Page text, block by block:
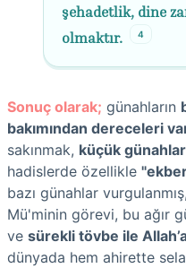
şehadetlik, dine
olmaktır.
4
Sonuç olarak; günahların
bakımından dereceleri
sakınmak, küçük
hadislerde özellikle
bazı günahlar
Mü'minin görevi, bu ağır
ve sürekli tövbe ile
dünyada hem ahirette